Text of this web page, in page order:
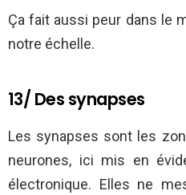
Ça fait aussi peur dans le
notre échelle.
13/ Des synapses
Les synapses sont les
neurones, ici mis en
électronique. Elles ne